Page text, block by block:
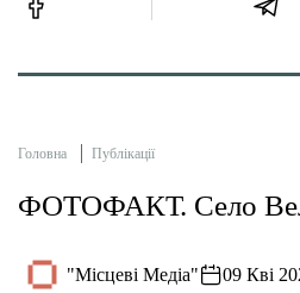
Головна Публікації
ФОТОФАКТ. Село
"Місцеві Медіа" 09 Кві